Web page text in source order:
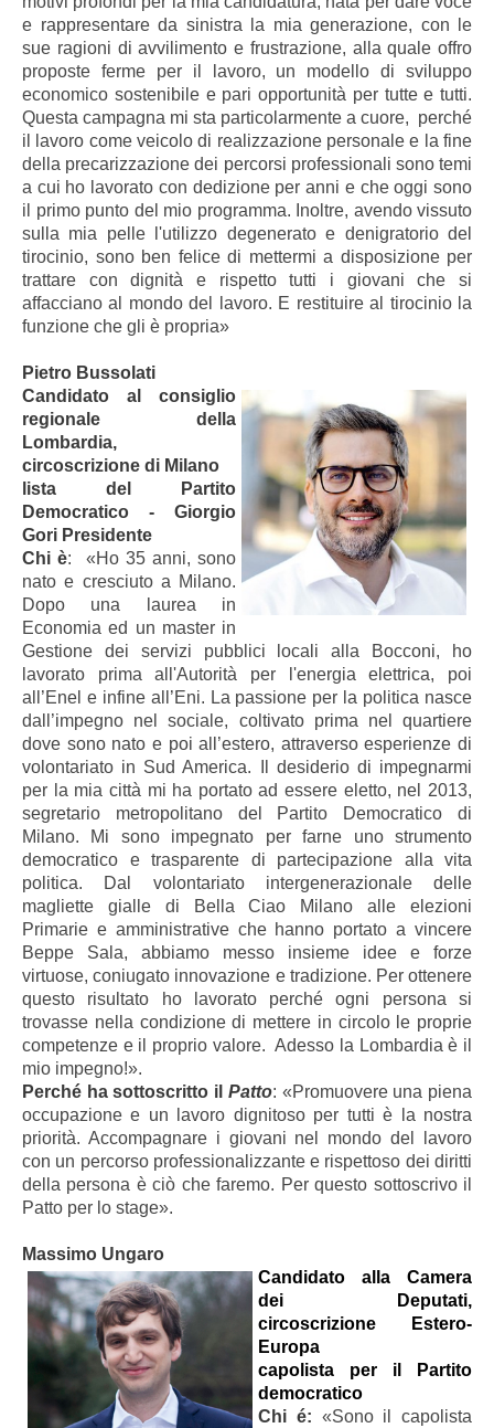
e rappresentare da sinistra la mia generazione, con le
sue ragioni di avvilimento e frustrazione, alla quale offro
proposte ferme per il lavoro, un modello di sviluppo
economico sostenibile e pari opportunità per tutte e tutti.
Questa campagna mi sta particolarmente a cuore, perché
il lavoro come veicolo di realizzazione personale e la fine
della precarizzazione dei percorsi professionali sono temi
a cui ho lavorato con dedizione per anni e che oggi sono
il primo punto del mio programma. Inoltre, avendo vissuto
sulla mia pelle l'utilizzo degenerato e denigratorio del
tirocinio, sono ben felice di mettermi a disposizione per
trattare con dignità e rispetto tutti i giovani che si
affacciano al mondo del lavoro. E restituire al tirocinio la
funzione che gli è propria»
Pietro Bussolati
Candidato al consiglio
regionale della
Lombardia,
circoscrizione di Milano
lista del Partito
Democratico - Giorgio
Gori Presidente
Chi è: «Ho 35 anni, sono
nato e cresciuto a Milano.
Dopo una laurea in
Economia ed un master in
Gestione dei servizi pubblici locali alla Bocconi, ho
lavorato prima all'Autorità per l'energia elettrica, poi
all’Enel e infine all’Eni. La passione per la politica nasce
dall’impegno nel sociale, coltivato prima nel quartiere
dove sono nato e poi all’estero, attraverso esperienze di
volontariato in Sud America. Il desiderio di impegnarmi
per la mia città mi ha portato ad essere eletto, nel 2013,
segretario metropolitano del Partito Democratico di
Milano. Mi sono impegnato per farne uno strumento
democratico e trasparente di partecipazione alla vita
politica. Dal volontariato intergenerazionale delle
magliette gialle di Bella Ciao Milano alle elezioni
Primarie e amministrative che hanno portato a vincere
Beppe Sala, abbiamo messo insieme idee e forze
virtuose, coniugato innovazione e tradizione. Per ottenere
questo risultato ho lavorato perché ogni persona si
trovasse nella condizione di mettere in circolo le proprie
competenze e il proprio valore. Adesso la Lombardia è il
mio impegno!».
Perché ha sottoscritto il Patto: «Promuovere una piena
occupazione e un lavoro dignitoso per tutti è la nostra
priorità. Accompagnare i giovani nel mondo del lavoro
con un percorso professionalizzante e rispettoso dei diritti
della persona è ciò che faremo. Per questo sottoscrivo il
Patto per lo stage».
Massimo Ungaro
Candidato alla Camera
dei Deputati,
circoscrizione Estero-
Europa
capolista per il Partito
democratico
Chi é: «Sono il capolista